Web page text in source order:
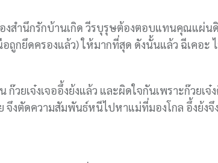
สำนึกรักบ้านเกิด วีรบุรุษต้องตอบแทนคุณแผ่นดิ
ถูกยึดครองแล้ว) ให้มากที่สุด ดังนั้นแล้ว ฉีเคอะ
วยเจ๋งเจออึ้งย้งแล้ว และผิดใจกันเพราะก๊วยเจ๋
จึงตัดความสัมพันธ์หนีไปหาแม่ที่มองโกล อึ้งย้งจึ